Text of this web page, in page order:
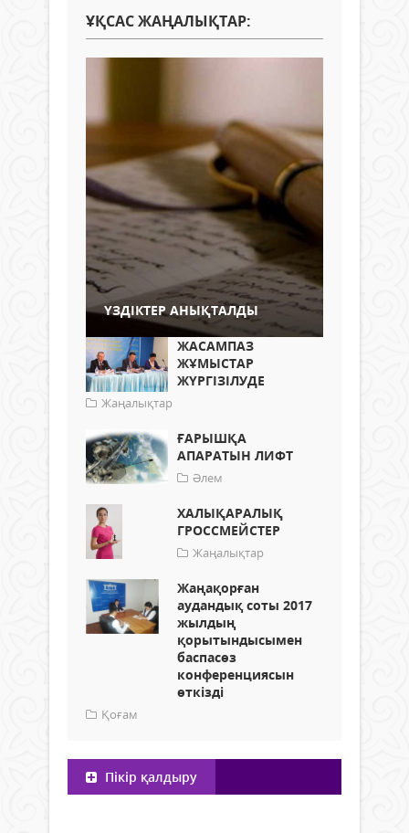
ҰҚСАС ЖАҢАЛЫҚТАР:
ҮЗДІКТЕР АНЫҚТАЛДЫ
ЖАСАМПАЗ
ЖҰМЫСТАР
ЖҮРГІЗІЛУДЕ
Жаңалықтар
ҒАРЫШҚА
АПАРАТЫН ЛИФТ
Әлем
ХАЛЫҚАРАЛЫҚ
ГРОССМЕЙСТЕР
Жаңалықтар
Жаңақорған
аудандық соты 2017
жылдың
қорытындысымен
баспасөз
конференциясын
өткізді
Қоғам
Пікір қалдыру